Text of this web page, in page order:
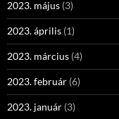
2023. május (3)
2023. április (1)
2023. március (4)
2023. február (6)
2023. január (3)